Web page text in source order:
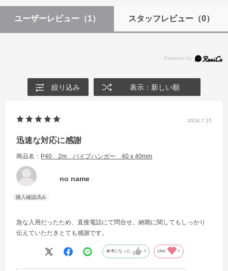
ユーザーレビュー （1） スタッフレビュー（0）
絞り込み 表示：新しい順
2024.7.15
迅速な対応に感謝
商品名： P40 2m パイプハンガー 40 x 40mm
no name
急な入用だったため、直接電話にて問合せ。納期に関してもしっかり
伝えていただきとても感謝です。
参考になった 0 Like! 0